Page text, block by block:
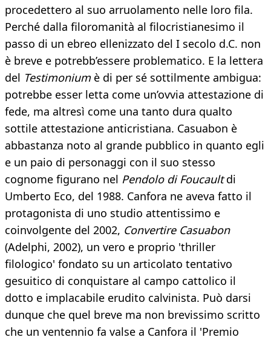
procedettero al suo arruolamento nelle loro fila.
Perché dalla filoromanità al filocristianesimo il
passo di un ebreo ellenizzato del I secolo d.C. non
è breve e potrebb’essere problematico. E la lettera
del Testimoniumè di per sé sottilmente ambigua:
potrebbe esser letta come un’ovvia attestazione di
fede, ma altresì come una tanto dura qualto
sottile attestazione anticristiana. Casuabon è
abbastanza noto al grande pubblico in quanto egli
e un paio di personaggi con il suo stesso
cognome figurano nel Pendolo di Foucaultdi
Umberto Eco, del 1988. Canfora ne aveva fatto il
protagonista di uno studio attentissimo e
coinvolgente del 2002, Convertire Casuabon
(Adelphi, 2002), un vero e proprio 'thriller
filologico' fondato su un articolato tentativo
gesuitico di conquistare al campo cattolico il
dotto e implacabile erudito calvinista. Può darsi
dunque che quel breve ma non brevissimo scritto
che un ventennio fa valse a Canfora il 'Premio